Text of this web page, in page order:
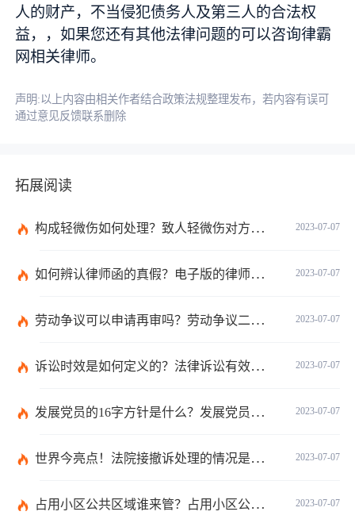
人的财产，不当侵犯债务人及第三人的合法权
益，，如果您还有其他法律问题的可以咨询律霸
网相关律师。
声明:以上内容由相关作者结合政策法规整理发布，若内容有误可
通过意见反馈联系删除
拓展阅读
2023-07-07
构成轻微伤如何处理？致人轻微伤对方不出院讹人怎么办？
2023-07-07
如何辨认律师函的真假？电子版的律师函是真的吗？
2023-07-07
劳动争议可以申请再审吗？劳动争议二审后还可以上诉吗？
2023-07-07
诉讼时效是如何定义的？法律诉讼有效期是多久？
2023-07-07
发展党员的16字方针是什么？发展党员程序有哪些？ 全球消息
2023-07-07
世界今亮点！法院接撤诉处理的情况是什么？离婚案件撤诉后什么时候可以再起诉？
2023-07-07
占用小区公共区域谁来管？占用小区公共区域违法吗？